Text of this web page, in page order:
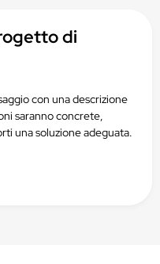
di
con una descrizione
saranno concrete,
una soluzione adeguata.